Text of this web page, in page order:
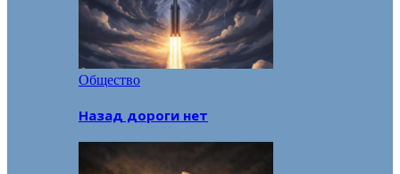
Общество
Назад дороги нет